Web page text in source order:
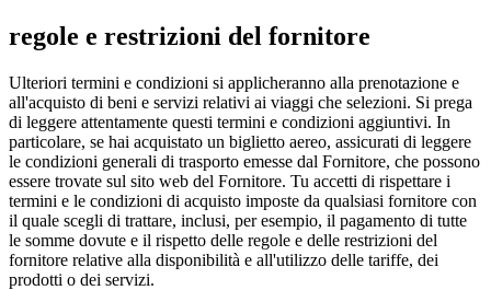
regole e restrizioni del fornitore
Ulteriori termini e condizioni si applicheranno alla prenotazione e
all'acquisto di beni e servizi relativi ai viaggi che selezioni. Si prega
di leggere attentamente questi termini e condizioni aggiuntivi. In
particolare, se hai acquistato un biglietto aereo, assicurati di leggere
le condizioni generali di trasporto emesse dal Fornitore, che possono
essere trovate sul sito web del Fornitore. Tu accetti di rispettare i
termini e le condizioni di acquisto imposte da qualsiasi fornitore con
il quale scegli di trattare, inclusi, per esempio, il pagamento di tutte
le somme dovute e il rispetto delle regole e delle restrizioni del
fornitore relative alla disponibilità e all'utilizzo delle tariffe, dei
prodotti o dei servizi.